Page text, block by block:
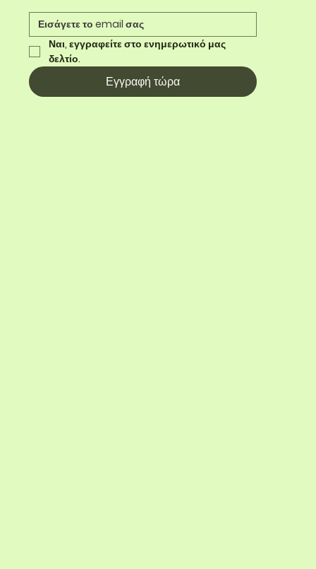
Ναι, εγγραφείτε στο ενημερωτικό μας
δελτίο.
Εγγραφή τώρα